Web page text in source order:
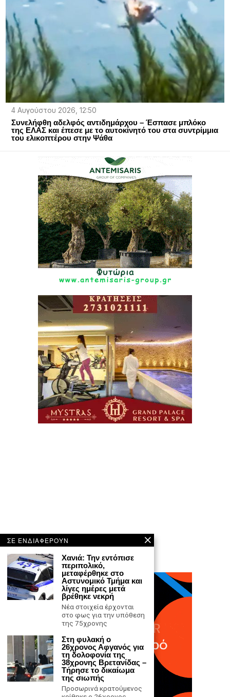
4 Αυγούστου 2026, 12:50
Συνελήφθη αδελφός αντιδημάρχου – Έσπασε μπλόκο
της ΕΛΑΣ και έπεσε με το αυτοκίνητό του στα συντρίμμια
του ελικοπτέρου στην Ψάθα
ΣΕ ΕΝΔΙΑΦΕΡΟΥΝ
Χανιά: Την εντόπισε
περιπολικό,
μεταφέρθηκε στο
Αστυνομικό Τμήμα και
λίγες ημέρες μετά
βρέθηκε νεκρή
Νέα στοιχεία έρχονται
στο φως για την υπόθεση
της 75χρονης
Στη φυλακή ο
26χρονος Αφγανός για
τη δολοφονία της
38χρονης Βρετανίδας –
Τήρησε το δικαίωμα
της σιωπής
Προσωρινά κρατούμενος